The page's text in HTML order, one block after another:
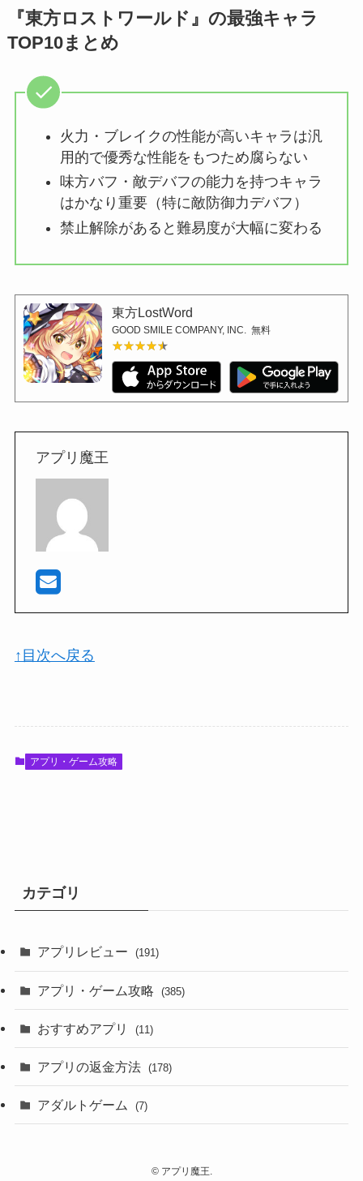
『東方ロストワールド』の最強キャラ
TOP10まとめ
火力・ブレイクの性能が高いキャラは汎
用的で優秀な性能をもつため腐らない
味方バフ・敵デバフの能力を持つキャラ
はかなり重要（特に敵防御力デバフ）
禁止解除があると難易度が大幅に変わる
東方LostWord
GOOD SMILE COMPANY, INC. 無料
★★★★★
★★★★★
アプリ魔王
↑目次へ戻る
アプリ・ゲーム攻略
カテゴリ
アプリレビュー (191)
アプリ・ゲーム攻略 (385)
おすすめアプリ (11)
アプリの返金方法 (178)
アダルトゲーム (7)
©アプリ魔王.